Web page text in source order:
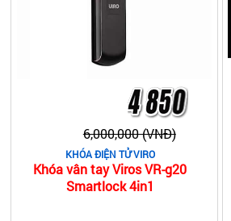
6,000,000 (VNĐ)
KHÓA ĐIỆN TỬ VIRO
Khóa vân tay Viros VR-g20
Smartlock 4in1